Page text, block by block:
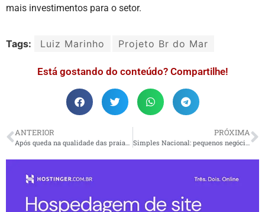
mais investimentos para o setor.
Tags: Luiz Marinho Projeto Br do Mar
Está gostando do conteúdo? Compartilhe!
ANTERIOR
Após queda na qualidade das praias, Sabesp antecipa investimentos para melhorar saneamento no litoral
PRÓXIMA
Simples Nacional: pequenos negócios podem regularizar débitos inscritos em dívida ativa até 31 de janeiro